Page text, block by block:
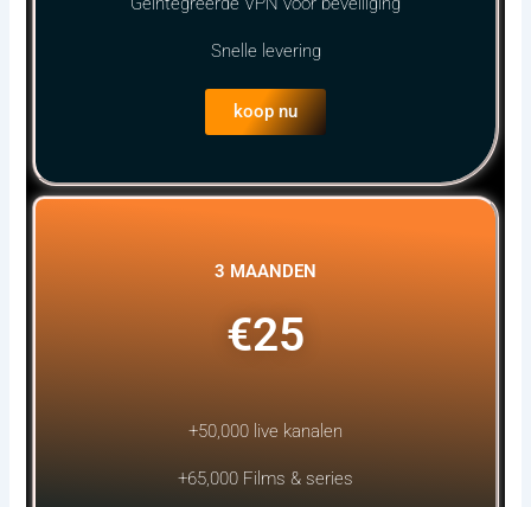
Snelle levering
koop nu
3 MAANDEN
€25
+50,000 live kanalen
+65,000 Films & series